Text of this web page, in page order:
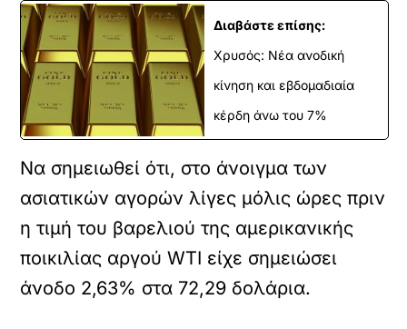
Διαβάστε επίσης:
Χρυσός: Νέα ανοδική
κίνηση και εβδομαδιαία
κέρδη άνω του 7%
Να σημειωθεί ότι, στο άνοιγμα των
ασιατικών αγορών λίγες μόλις ώρες πριν
η τιμή του βαρελιού της αμερικανικής
ποικιλίας αργού WTI είχε σημειώσει
άνοδο 2,63% στα 72,29 δολάρια.